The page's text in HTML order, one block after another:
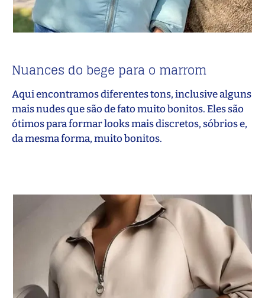
Nuances do bege para o marrom
Aqui encontramos diferentes tons, inclusive alguns
mais nudes que são de fato muito bonitos. Eles são
ótimos para formar looks mais discretos, sóbrios e,
da mesma forma, muito bonitos.